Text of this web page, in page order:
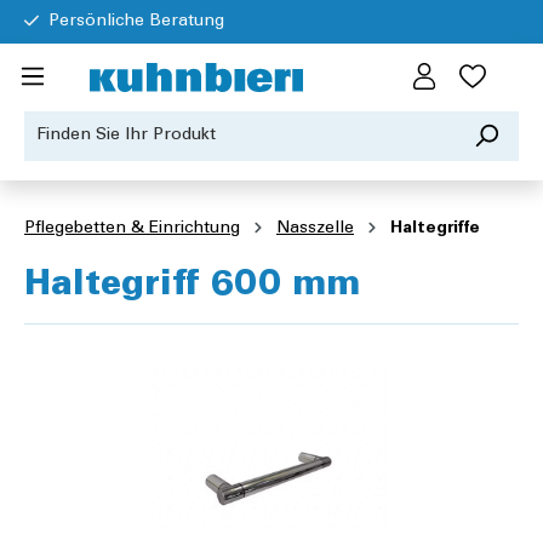
Persönliche Beratung
Pflegebetten & Einrichtung Nasszelle Haltegriffe
Haltegriff 600 mm